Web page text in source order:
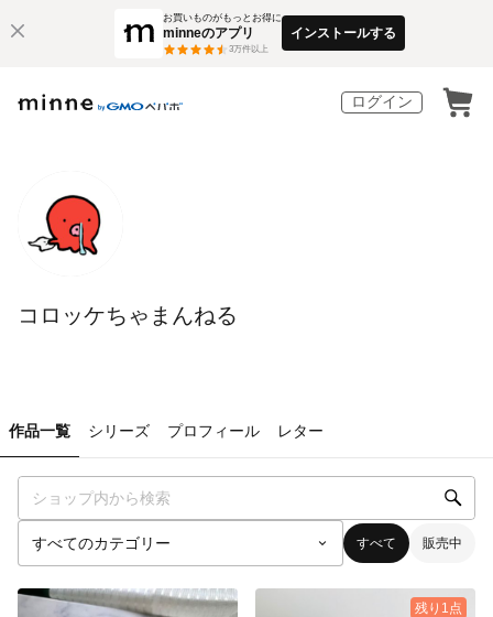
お買いものがもっとお得に
minneのアプリ
3万件以上
インストールする
ログイン
コロッケちゃまんねる
作品一覧 シリーズ プロフィール レター
すべて 販売中
残り1点